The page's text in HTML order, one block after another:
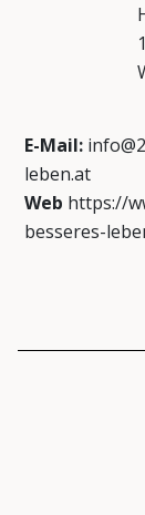
E-Mail:
leben.at
Web https://
besseres-